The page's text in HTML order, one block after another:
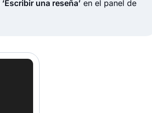
‘Escribir una reseña’ en el panel de